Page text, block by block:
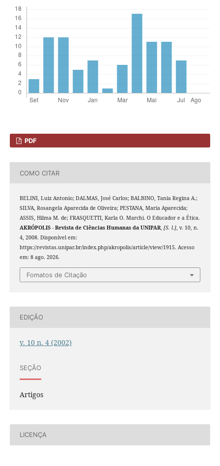
PDF
COMO CITAR
BELINI, Luiz Antonio; DALMAS, José Carlos; BALBINO, Tania Regina A.;
SILVA, Rosangela Aparecida de Oliveira; PESTANA, Maria Aparecida;
ASSIS, Hilma M. de; FRASQUETTI, Karla O. Marchi. O Educador e a Ética.
AKRÓPOLIS - Revista de Ciências Humanas da UNIPAR, [S. l.], v. 10, n.
4, 2008. Disponível em:
https://revistas.unipar.br/index.php/akropolis/article/view/1915. Acesso
em: 8 ago. 2026.
Fomatos de Citação
EDIÇÃO
v. 10 n. 4 (2002)
SEÇÃO
Artigos
LICENÇA